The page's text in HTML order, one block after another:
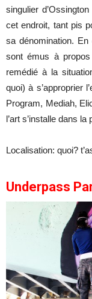
singulier
cet endroit, tant pis
sa dénomination. En
sont émus à
remédié à la
quoi) à s’approprier
Program, Mediah,
l’art s’installe dans la
Localisation: quoi?
Underpass